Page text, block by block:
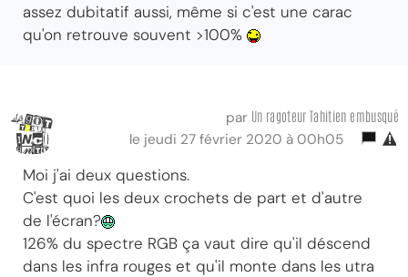
assez dubitatif aussi, même si c'est une carac
qu'on retrouve souvent >100%
par Un ragoteur Tahitien embusqué
le jeudi 27 février 2020 à 00h05
Moi j'ai deux questions.
C'est quoi les deux crochets de part et d'autre
de l'écran?
126% du spectre RGB ça vaut dire qu'il déscend
dans les infra rouges et qu'il monte dans les utra